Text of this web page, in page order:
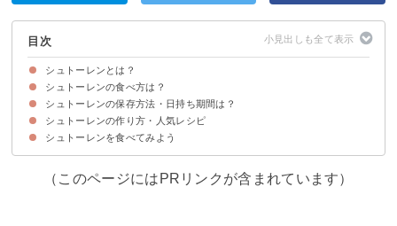
目次
シュトーレンとは？
シュトーレンとはドイツ発祥のクリスマスのお菓子
「シュトレン」の名前の意味・由来
シュトーレンの味
シュトーレンのカロリー・糖質
シュトーレンの食べ方は？
シュトーレンを少し温めて食べるのがおすすめ
シュトーレンの保存方法・日持ち期間は？
シュトーレンは常温で日持ちする
シュトーレンの作り方・人気レシピ
①ドライいちぢく入りシュトーレン
②基本のシュトーレン
③ショコラシュトーレン
④オランジュショコラシュトーレン
⑤マジパン入りシュトーレン
⑥HBで作るシュトーレン
シュトーレンを食べてみよう
（このページにはPRリンクが含まれています）